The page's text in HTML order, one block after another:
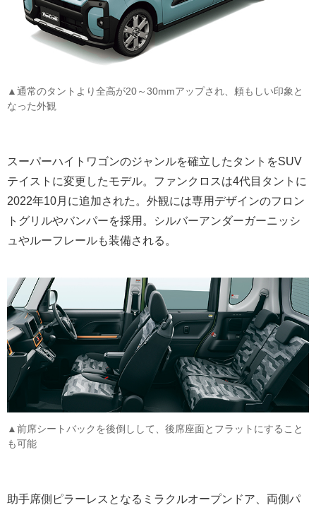
▲通常のタントより全高が20～30mmアップされ、頼もしい印象と
なった外観
スーパーハイトワゴンのジャンルを確立したタントをSUV
テイストに変更したモデル。ファンクロスは4代目タントに
2022年10月に追加された。外観には専用デザインのフロン
トグリルやバンパーを採用。シルバーアンダーガーニッシ
ュやルーフレールも装備される。
▲前席シートバックを後倒しして、後席座面とフラットにすること
も可能
助手席側ピラーレスとなるミラクルオープンドア、両側パ